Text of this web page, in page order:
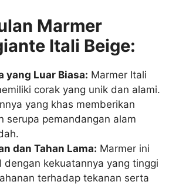
Marmer
Itali Beige:
yang Luar Biasa: Marmer Itali
corak yang unik dan alami.
yang khas memberikan
serupa pemandangan alam
dan Tahan Lama: Marmer ini
dengan kekuatannya yang tinggi
terhadap tekanan serta